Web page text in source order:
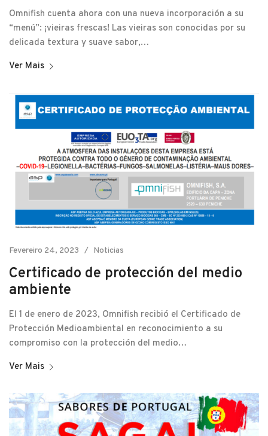
Omnifish cuenta ahora con una nueva incorporación a su
“menú”: ¡vieiras frescas! Las vieiras son conocidas por su
delicada textura y suave sabor,…
Ver Mais
Fevereiro 24, 2023 Noticias
Certificado de protección del medio
ambiente
El 1 de enero de 2023, Omnifish recibió el Certificado de
Protección Medioambiental en reconocimiento a su
compromiso con la protección del medio…
Ver Mais